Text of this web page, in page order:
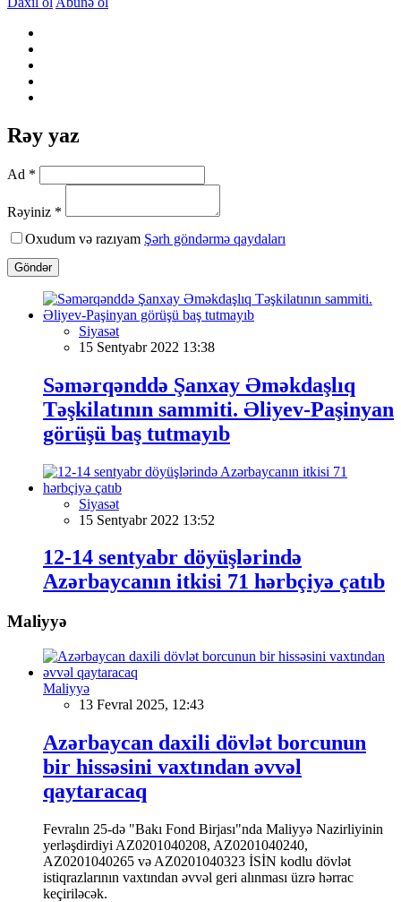
Rəy yaz
Ad *
Rəyiniz *
Oxudum və razıyam Şərh göndərmə qaydaları
Göndər
Siyasət
15 Sentyabr 2022 13:38
Səmərqənddə Şanxay Əməkdaşlıq
Təşkilatının sammiti. Əliyev-Paşinyan
görüşü baş tutmayıb
Siyasət
15 Sentyabr 2022 13:52
12-14 sentyabr döyüşlərində
Azərbaycanın itkisi 71 hərbçiyə çatıb
Maliyyə
Maliyyə
13 Fevral 2025, 12:43
Azərbaycan daxili dövlət borcunun
bir hissəsini vaxtından əvvəl
qaytaracaq
Fevralın 25-də "Bakı Fond Birjası"nda Maliyyə Nazirliyinin
yerləşdirdiyi AZ0201040208, AZ0201040240,
AZ0201040265 və AZ0201040323 İSİN kodlu dövlət
istiqrazlarının vaxtından əvvəl geri alınması üzrə hərrac
keçiriləcək.